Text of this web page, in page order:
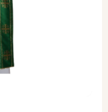
- Dalmatyka kolor